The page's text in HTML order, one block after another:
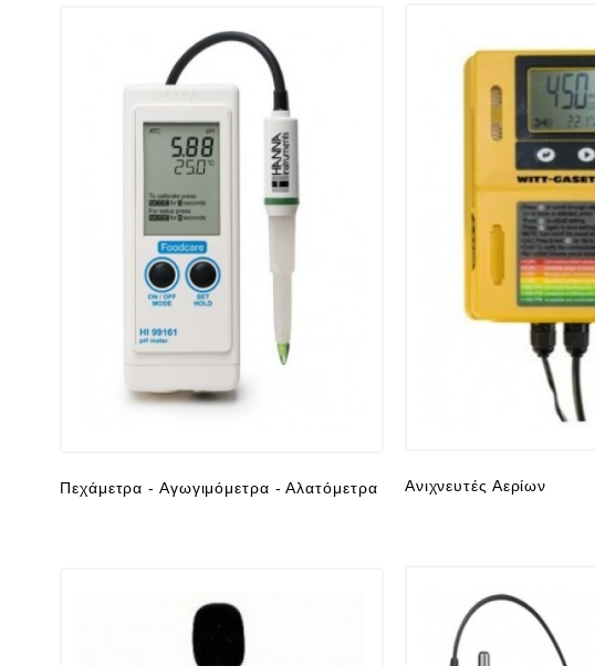
Ανιχνευτές Αερίων
Πεχάμετρα - Αγωγιμόμετρα - Αλατόμετρα